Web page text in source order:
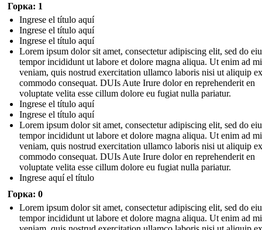
Горка: 1
Ingrese el título aquí
Ingrese el título aquí
Ingrese el título aquí
Lorem ipsum dolor sit amet, consectetur adipiscing elit, sed do
tempor incididunt ut labore et dolore magna aliqua. Ut enim ad
veniam, quis nostrud exercitation ullamco laboris nisi ut aliquip
commodo consequat. DUIs Aute Irure dolor en reprehenderit en
voluptate velita esse cillum dolore eu fugiat nulla pariatur.
Ingrese el título aquí
Ingrese el título aquí
Lorem ipsum dolor sit amet, consectetur adipiscing elit, sed do
tempor incididunt ut labore et dolore magna aliqua. Ut enim ad
veniam, quis nostrud exercitation ullamco laboris nisi ut aliquip
commodo consequat. DUIs Aute Irure dolor en reprehenderit en
voluptate velita esse cillum dolore eu fugiat nulla pariatur.
Ingrese aquí el título
Горка: 0
Lorem ipsum dolor sit amet, consectetur adipiscing elit, sed do
tempor incididunt ut labore et dolore magna aliqua. Ut enim ad